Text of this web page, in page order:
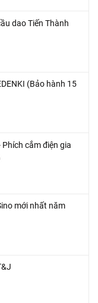
dao Tiến Thành
(Bảo hành 15
cắm điện gia
mới nhất năm